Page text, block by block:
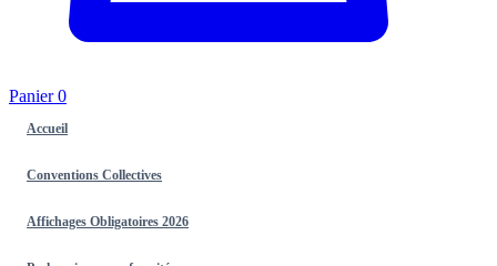
Panier0
Accueil
Conventions Collectives
Affichages Obligatoires 2026